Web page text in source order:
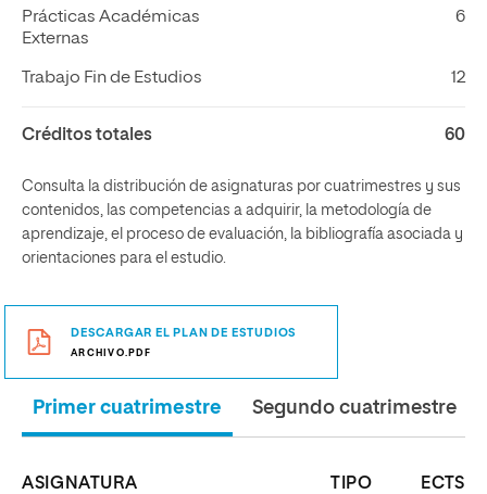
Prácticas Académicas
Externas
6
Trabajo Fin de Estudios 12
Créditos totales 60
Consulta la distribución de asignaturas por cuatrimestres y sus
contenidos, las competencias a adquirir, la metodología de
aprendizaje, el proceso de evaluación, la bibliografía asociada y
orientaciones para el estudio.
DESCARGAR EL PLAN DE ESTUDIOS
ARCHIVO.PDF
Primer cuatrimestre Segundo cuatrimestre
ASIGNATURA TIPO ECTS